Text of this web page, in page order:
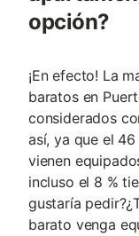
opción?
¡En efecto! La
baratos en
considerados
así, ya que el
vienen
incluso el 8 %
gustaría
barato venga